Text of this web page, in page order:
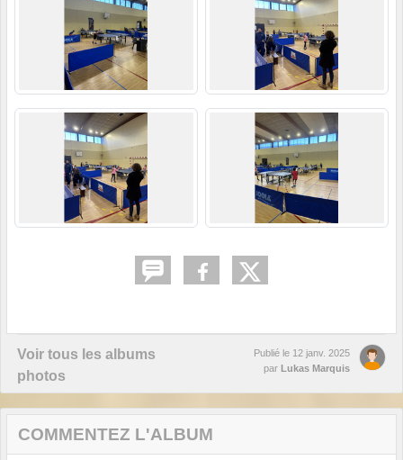
Voir tous les albums
photos
Publié le 12 janv. 2025
par Lukas Marquis
COMMENTEZ L'ALBUM